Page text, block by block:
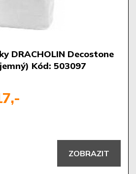
DRACHOLIN Decostone
Kód: 503097
ZOBRAZIT